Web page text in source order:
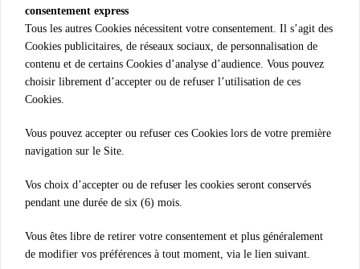
consentement express
Tous les autres Cookies nécessitent votre consentement. Il s’agit des
Cookies publicitaires, de réseaux sociaux, de personnalisation de
contenu et de certains Cookies d’analyse d’audience. Vous pouvez
choisir librement d’accepter ou de refuser l’utilisation de ces
Cookies.
Vous pouvez accepter ou refuser ces Cookies lors de votre première
navigation sur le Site.
Vos choix d’accepter ou de refuser les cookies seront conservés
pendant une durée de six (6) mois.
Vous êtes libre de retirer votre consentement et plus généralement
de modifier vos préférences à tout moment, via le lien suivant.